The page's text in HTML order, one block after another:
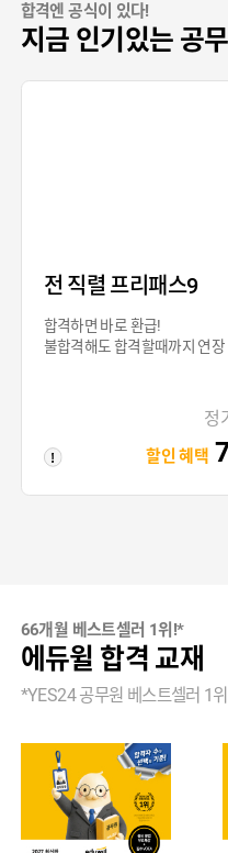
합격엔 공식이 있다!
지금 인기있는 공
전 직렬 프리패스9
합격하면 바로 환급!
불합격해도 합격할때까지 연장
정
할인 혜택
66개월 베스트셀러 1위!*
에듀윌 합격 교재
*YES24 공무원 베스트셀러 1